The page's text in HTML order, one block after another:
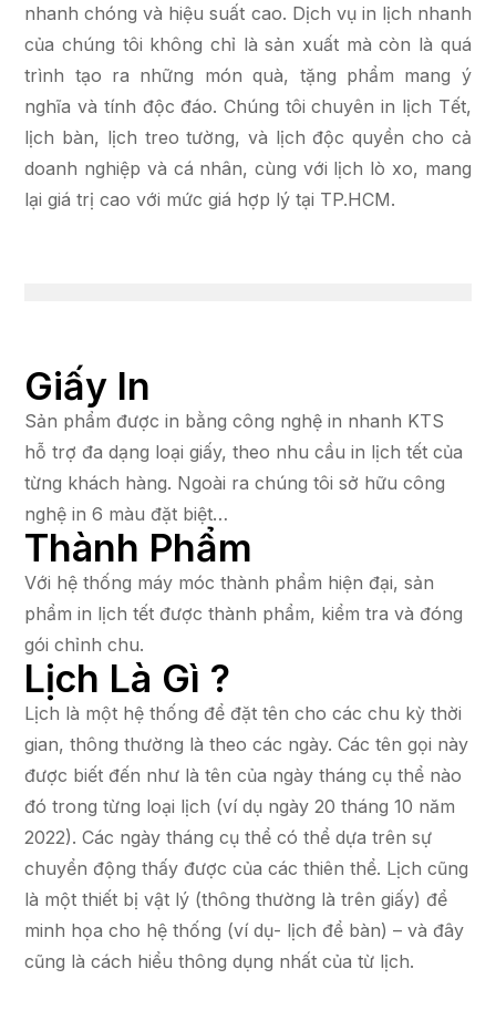
nhanh chóng và hiệu suất cao. Dịch vụ in lịch nhanh
của chúng tôi không chỉ là sản xuất mà còn là quá
trình tạo ra những món quà, tặng phẩm mang ý
nghĩa và tính độc đáo. Chúng tôi chuyên in lịch Tết,
lịch bàn, lịch treo tường, và lịch độc quyền cho cả
doanh nghiệp và cá nhân, cùng với lịch lò xo, mang
lại giá trị cao với mức giá hợp lý tại TP.HCM.
Giấy In
Sản phẩm được in bằng công nghệ in nhanh KTS
hỗ trợ đa dạng loại giấy, theo nhu cầu in lịch tết của
từng khách hàng. Ngoài ra chúng tôi sở hữu công
nghệ in 6 màu đặt biệt…
Thành Phẩm
Với hệ thống máy móc thành phẩm hiện đại, sản
phẩm in lịch tết được thành phẩm, kiểm tra và đóng
gói chỉnh chu.
Lịch Là Gì ?
Lịch là một hệ thống để đặt tên cho các chu kỳ thời
gian, thông thường là theo các ngày. Các tên gọi này
được biết đến như là tên của ngày tháng cụ thể nào
đó trong từng loại lịch (ví dụ ngày 20 tháng 10 năm
2022). Các ngày tháng cụ thể có thể dựa trên sự
chuyển động thấy được của các thiên thể. Lịch cũng
là một thiết bị vật lý (thông thường là trên giấy) để
minh họa cho hệ thống (ví dụ- lịch để bàn) – và đây
cũng là cách hiểu thông dụng nhất của từ lịch.